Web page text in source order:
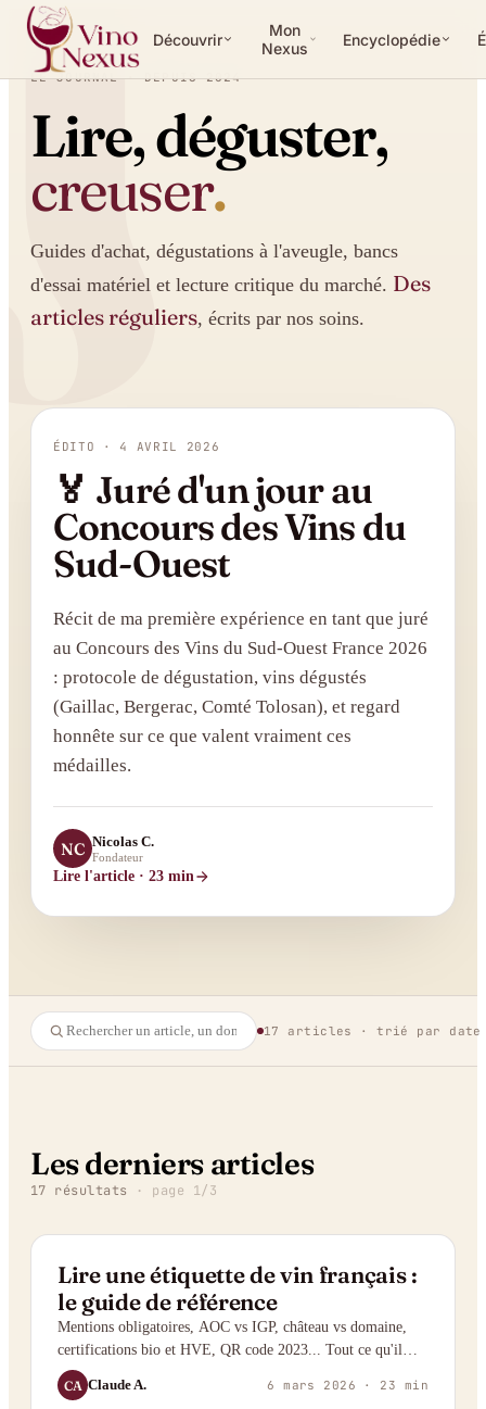
Découvrir
Mon
Nexus
Encyclopédie
LE JOURNAL · DEPUIS 2024
Lire, déguster,
creuser.
Guides d'achat, dégustations à l'aveugle, bancs
d'essai matériel et lecture critique du marché. Des
articles réguliers, écrits par nos soins.
À LA UNE ·RÉCIT
ÉDITO · 4 AVRIL 2026
🏅 Juré d'un jour au
Concours des Vins du
Sud-Ouest
Récit de ma première expérience en tant que juré
au Concours des Vins du Sud-Ouest France 2026
: protocole de dégustation, vins dégustés
(Gaillac, Bergerac, Comté Tolosan), et regard
honnête sur ce que valent vraiment ces
médailles.
NC Nicolas C.
Fondateur
Lire l'article · 23 min
01 Tout le Journal 02 Guides
17 articles · trié par date
Les derniers articles
17 résultats · page 1/3
Lire une étiquette de vin français :
le guide de référence
Mentions obligatoires, AOC vs IGP, château vs domaine,
certifications bio et HVE, QR code 2023... Tout ce qu'il
faut savoir pour décrypter n'importe quelle étiquette de vin
français.
CA Claude A. 6 mars 2026 · 23 min